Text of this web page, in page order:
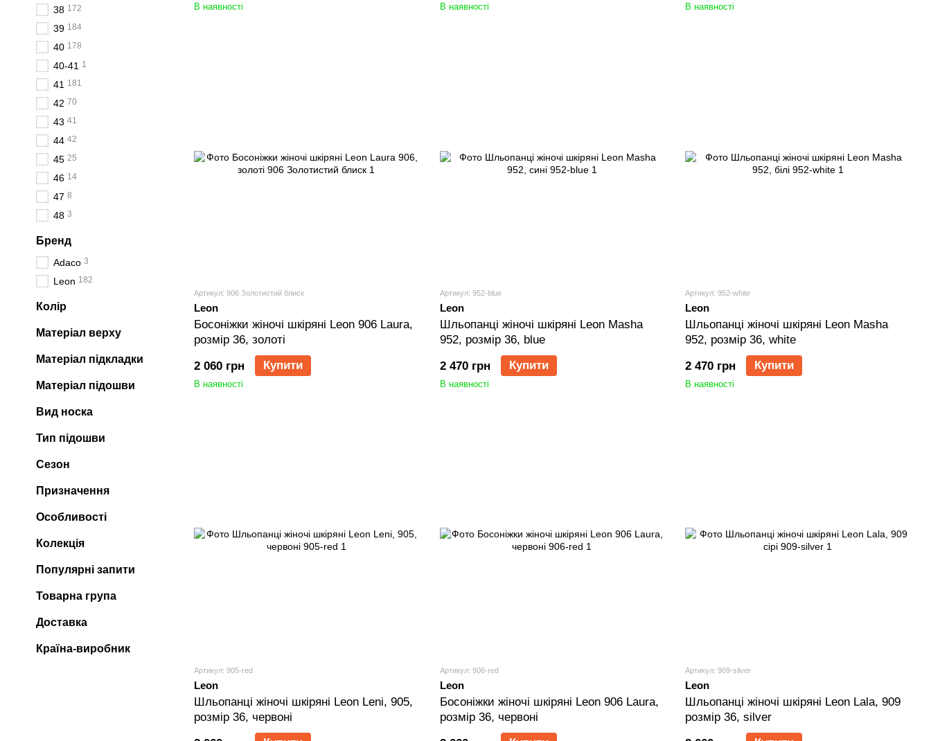
В наявності В наявності В наявності
Артикул: 906 Золотистий блиск
Leon
Босоніжки жіночі шкіряні Leon 906 Laura,
розмір 36, золоті
2 060 грн
Купити
В наявності
Артикул: 952-blue
Leon
Шльопанці жіночі шкіряні Leon Masha
952, розмір 36, blue
2 470 грн
Купити
В наявності
Артикул: 952-white
Leon
Шльопанці жіночі шкіряні Leon Masha
952, розмір 36, white
2 470 грн
Купити
В наявності
Артикул: 905-red
Leon
Шльопанці жіночі шкіряні Leon Leni, 905,
розмір 36, червоні
Артикул: 906-red
Leon
Босоніжки жіночі шкіряні Leon 906 Laura,
розмір 36, червоні
Артикул: 909-silver
Leon
Шльопанці жіночі шкіряні Leon Lala, 909
розмір 36, silver
38 172
39 184
40 178
40-41 1
41 181
42 70
43 41
44 42
45 25
46 14
47 8
48 3
Бренд
Adaco 3
Leon 182
Колір
Матеріал верху
Матеріал підкладки
Матеріал підошви
Вид носка
Тип підошви
Сезон
Призначення
Особливості
Колекція
Популярні запити
Товарна група
Доставка
Країна-виробник